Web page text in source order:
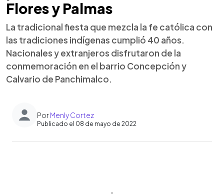
Flores y Palmas
La tradicional fiesta que mezcla la fe católica con
las tradiciones indígenas cumplió 40 años.
Nacionales y extranjeros disfrutaron de la
conmemoración en el barrio Concepción y
Calvario de Panchimalco.
PorMenly Cortez
Publicado el 08 de mayo de 2022